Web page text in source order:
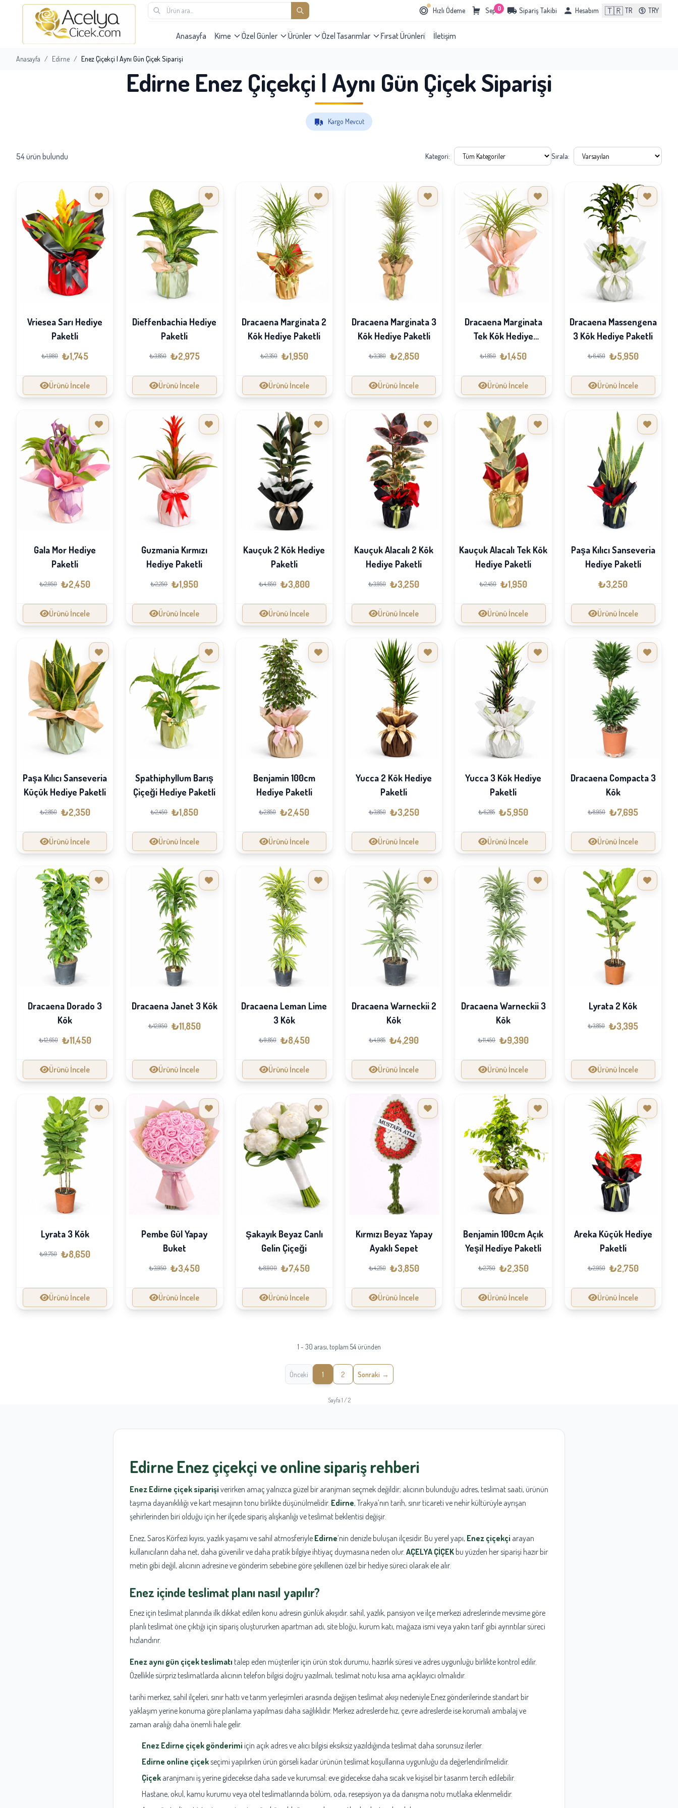
Hızlı Ödeme Sepet
0 Sipariş Takibi Hesabım 🇹🇷 TR TRY
Anasayfa Kime Özel Günler Ürünler Özel Tasarımlar Fırsat Ürünleri İletişim
Anasayfa / Edirne / Enez Çiçekçi | Aynı Gün Çiçek Siparişi
Edirne Enez Çiçekçi | Aynı Gün Çiçek Siparişi
Kargo Mevcut
54 ürün bulundu Kategori: Sırala:
Vriesea Sarı Hediye
Paketli
₺1,980 ₺1,745
Ürünü İncele
Dieffenbachia Hediye
Paketli
₺3,850 ₺2,975
Ürünü İncele
Dracaena Marginata 2
Kök Hediye Paketli
₺2,350 ₺1,950
Ürünü İncele
Dracaena Marginata 3
Kök Hediye Paketli
₺3,380 ₺2,850
Ürünü İncele
Dracaena Marginata
Tek Kök Hediye
Paketli
₺1,850 ₺1,450
Ürünü İncele
Dracaena Massengena
3 Kök Hediye Paketli
₺6,450 ₺5,950
Ürünü İncele
Gala Mor Hediye
Paketli
₺2,950 ₺2,450
Ürünü İncele
Guzmania Kırmızı
Hediye Paketli
₺2,250 ₺1,950
Ürünü İncele
Kauçuk 2 Kök Hediye
Paketli
₺4,650 ₺3,800
Ürünü İncele
Kauçuk Alacalı 2 Kök
Hediye Paketli
₺3,950 ₺3,250
Ürünü İncele
Kauçuk Alacalı Tek Kök
Hediye Paketli
₺2,450 ₺1,950
Ürünü İncele
Paşa Kılıcı Sanseveria
Hediye Paketli
₺3,250
Ürünü İncele
Paşa Kılıcı Sanseveria
Küçük Hediye Paketli
₺2,850 ₺2,350
Ürünü İncele
Spathiphyllum Barış
Çiçeği Hediye Paketli
₺2,450 ₺1,850
Ürünü İncele
Benjamin 100cm
Hediye Paketli
₺2,850 ₺2,450
Ürünü İncele
Yucca 2 Kök Hediye
Paketli
₺3,850 ₺3,250
Ürünü İncele
Yucca 3 Kök Hediye
Paketli
₺6,285 ₺5,950
Ürünü İncele
Dracaena Compacta 3
Kök
₺8,950 ₺7,695
Ürünü İncele
Dracaena Dorado 3
Kök
₺12,650 ₺11,450
Ürünü İncele
Dracaena Janet 3 Kök
₺12,950 ₺11,850
Ürünü İncele
Dracaena Leman Lime
3 Kök
₺9,850 ₺8,450
Ürünü İncele
Dracaena Warneckii 2
Kök
₺4,985 ₺4,290
Ürünü İncele
Dracaena Warneckii 3
Kök
₺11,450 ₺9,390
Ürünü İncele
Lyrata 2 Kök
₺3,850 ₺3,395
Ürünü İncele
Lyrata 3 Kök
₺9,750 ₺8,650
Ürünü İncele
Pembe Gül Yapay
Buket
₺3,950 ₺3,450
Ürünü İncele
Şakayık Beyaz Canlı
Gelin Çiçeği
₺8,900 ₺7,450
Ürünü İncele
Kırmızı Beyaz Yapay
Ayaklı Sepet
₺4,250 ₺3,850
Ürünü İncele
Benjamin 100cm Açık
Yeşil Hediye Paketli
₺2,750 ₺2,350
Ürünü İncele
Areka Küçük Hediye
Paketli
₺2,950 ₺2,750
Ürünü İncele
1 - 30 arası, toplam 54 üründen
Önceki 1 2 Sonraki
Sayfa 1 / 2
Edirne Enez çiçekçive online sipariş rehberi
Enez Edirne çiçek siparişi verirken amaç yalnızca güzel bir aranjman seçmek değildir; alıcının bulunduğu adres, teslimat saati, ürünün
taşıma dayanıklılığı ve kart mesajının tonu birlikte düşünülmelidir. Edirne, Trakya’nın tarih, sınır ticareti ve nehir kültürüyle ayrışan
şehirlerinden biri olduğu için her ilçede sipariş alışkanlığı ve teslimat beklentisi değişir.
Enez, Saros Körfezi kıyısı, yazlık yaşamı ve sahil atmosferiyle Edirne’nin denizle buluşan ilçesidir. Bu yerel yapı, Enez çiçekçi arayan
kullanıcıların daha net, daha güvenilir ve daha pratik bilgiye ihtiyaç duymasına neden olur. AÇELYA ÇİÇEK bu yüzden her siparişi hazır bir
metin gibi değil, alıcının adresine ve gönderim sebebine göre şekillenen özel bir hediye süreci olarak ele alır.
Enez içinde teslimat planı nasıl yapılır?
Enez için teslimat planında ilk dikkat edilen konu adresin günlük akışıdır. sahil, yazlık, pansiyon ve ilçe merkezi adreslerinde mevsime göre
planlı teslimat öne çıktığı için sipariş oluştururken apartman adı, site bloğu, kurum katı, mağaza ismi veya yakın tarif gibi ayrıntılar süreci
hızlandırır.
Enez aynı gün çiçek teslimatı talep eden müşteriler için ürün stok durumu, hazırlık süresi ve adres uygunluğu birlikte kontrol edilir.
Özellikle sürpriz teslimatlarda alıcının telefon bilgisi doğru yazılmalı, teslimat notu kısa ama açıklayıcı olmalıdır.
tarihi merkez, sahil ilçeleri, sınır hattı ve tarım yerleşimleri arasında değişen teslimat akışı nedeniyle Enez gönderilerinde standart bir
yaklaşım yerine konuma göre planlama yapılması daha sağlıklıdır. Merkez adreslerde hız, çevre adreslerde ise korumalı ambalaj ve
zaman aralığı daha önemli hale gelir.
Enez Edirne çiçek gönderimi için açık adres ve alıcı bilgisi eksiksiz yazıldığında teslimat daha sorunsuz ilerler.
Edirne online çiçekseçimi yapılırken ürün görseli kadar ürünün teslimat koşullarına uygunluğu da değerlendirilmelidir.
Çiçek aranjmanı iş yerine gidecekse daha sade ve kurumsal; eve gidecekse daha sıcak ve kişisel bir tasarım tercih edilebilir.
Hastane, okul, kamu kurumu veya otel teslimatlarında bölüm, oda, resepsiyon ya da danışma notu mutlaka eklenmelidir.